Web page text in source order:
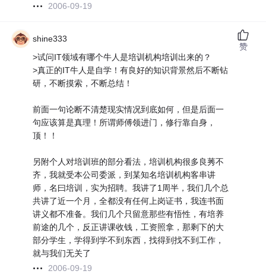
2006-09-19
shine333
>试问IT领域有哪个牛人是培训机构培训出来的？
>真正的IT牛人是自学！有良好的知识背景然后不断钻
研，不断摸索，不断总结！
前面一句论断不清楚现实情况到底如何，但是后面一
句应该算是真理！所谓师傅领进门，修行靠自身，
顶！！
另附个人对培训班的部分看法，培训机构很多良莠不
齐，我就受本公司委派，到某知名培训机构客串讲
师，名曰培训，实为招聘。我讲了1周半，我们几个总
共讲了近一个月，全都没有任何上岗证书，我连书面
讲义都不准备。我们几个只留意那些有悟性，有培养
前途的几个，反正讲课收钱，工资照拿，那剩下的大
部分学生，学得到学不到东西，找得到找不到工作，
就与我们无关了
2006-09-19
赞